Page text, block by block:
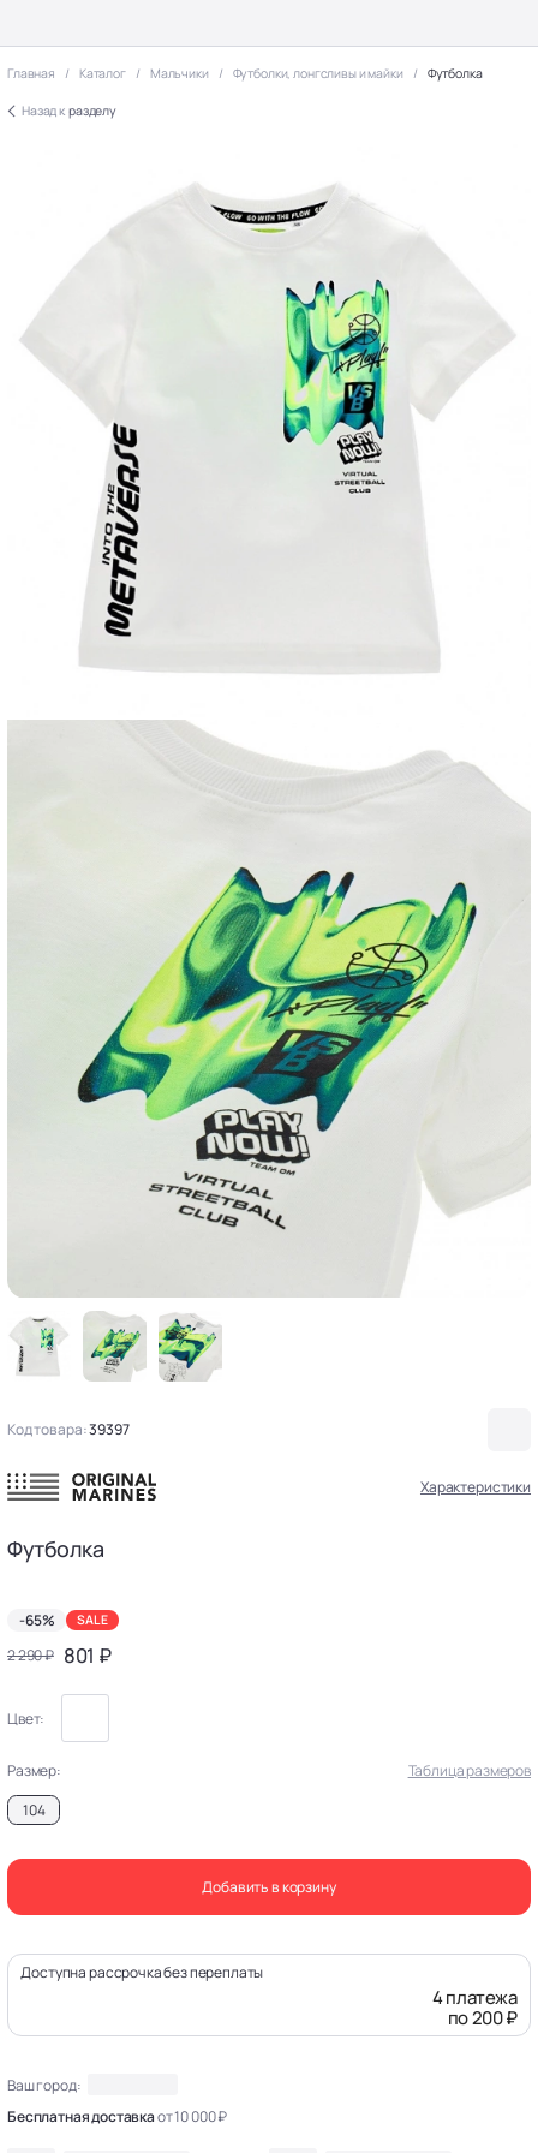
Главная Каталог Мальчики Футболки, лонгсливы и майки Футболка
Назад к разделу
Код товара:39397
Характеристики
Футболка
-65% SALE
2 290 ₽ 801 ₽
Цвет:
Размер:
Таблица размеров
104
Добавить в корзину
Доступна рассрочка без переплаты
4 платежа
по 200 ₽
Ваш город:
Бесплатная доставкаот 10 000 ₽